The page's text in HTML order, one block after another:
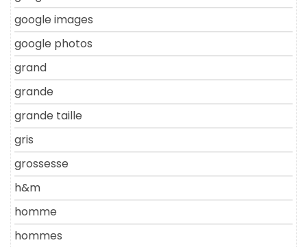
google images
google photos
grand
grande
grande taille
gris
grossesse
h&m
homme
hommes